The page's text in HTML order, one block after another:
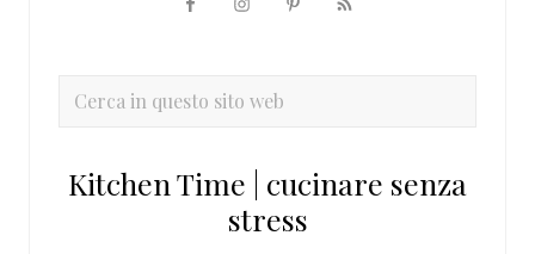
primaria
Cerca
sito
Kitchen Time | cucinare senza
stress